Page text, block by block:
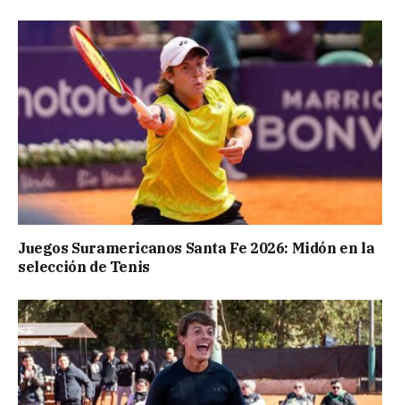
Juegos Suramericanos Santa Fe 2026: Midón en la
selección de Tenis